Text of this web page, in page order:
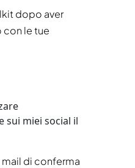
dopo aver
con le tue
sui miei social il
mail di conferma